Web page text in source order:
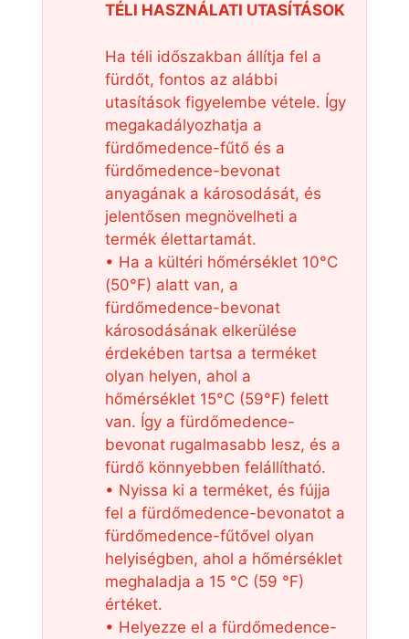
TÉLI HASZNÁLATI UTASÍTÁSOK
Ha téli időszakban állítja fel a
fürdőt, fontos az alábbi
utasítások figyelembe vétele. Így
megakadályozhatja a
fürdőmedence-fűtő és a
fürdőmedence-bevonat
anyagának a károsodását, és
jelentősen megnövelheti a
termék élettartamát.
• Ha a kültéri hőmérséklet 10°C
(50°F) alatt van, a
fürdőmedence-bevonat
károsodásának elkerülése
érdekében tartsa a terméket
olyan helyen, ahol a
hőmérséklet 15°C (59°F) felett
van. Így a fürdőmedence-
bevonat rugalmasabb lesz, és a
fürdő könnyebben felállítható.
• Nyissa ki a terméket, és fújja
fel a fürdőmedence-bevonatot a
fürdőmedence-fűtővel olyan
helyiségben, ahol a hőmérséklet
meghaladja a 15 °C (59 °F)
értéket.
• Helyezze el a fürdőmedence-